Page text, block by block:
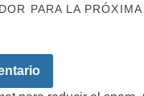
PARA LA